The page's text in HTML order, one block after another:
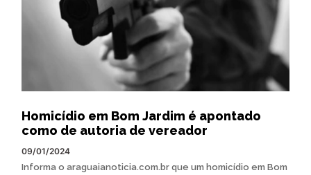
Homicídio em Bom Jardim é apontado
como de autoria de vereador
09/01/2024
Informa o araguaianoticia.com.br que um homicídio em Bom